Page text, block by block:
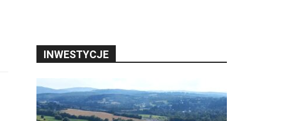
INWESTYCJE